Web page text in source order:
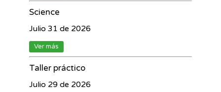
Science
Julio 31 de 2026
Ver más
Taller práctico
Julio 29 de 2026